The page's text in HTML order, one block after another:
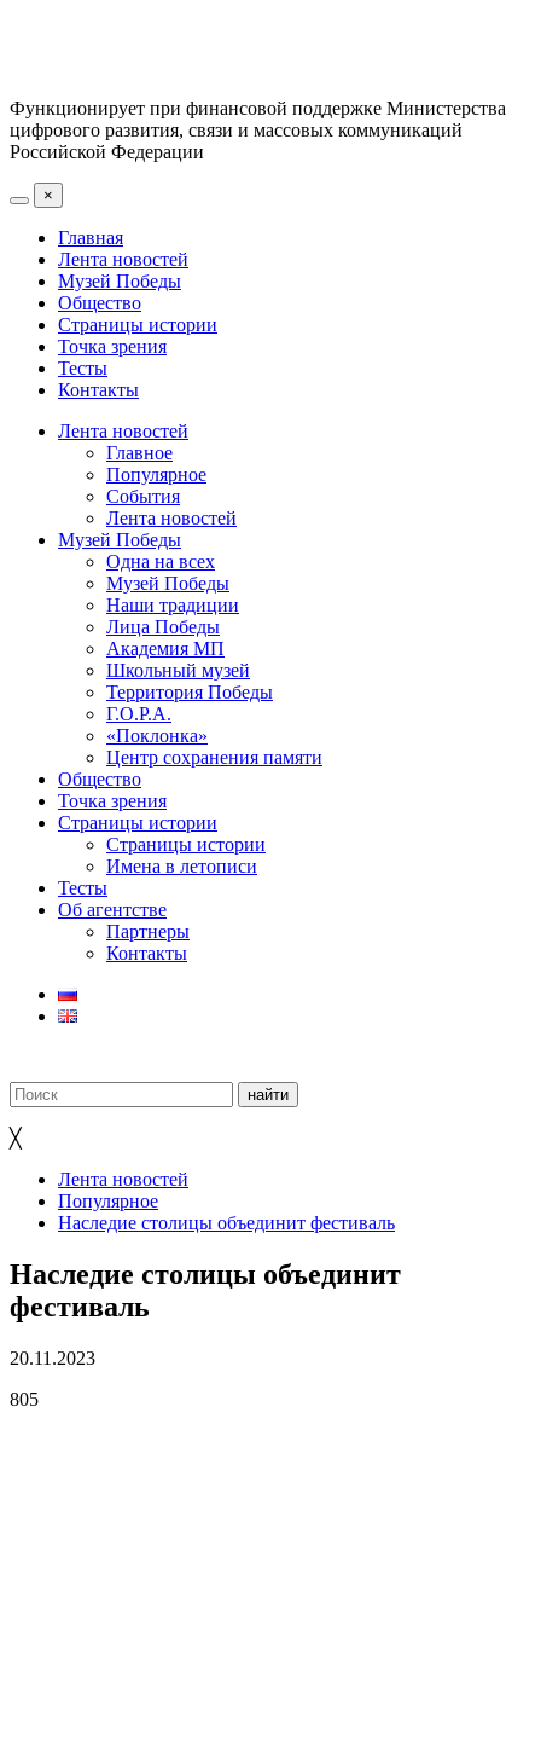
Функционирует при финансовой поддержке Министерства
цифрового развития, связи и массовых коммуникаций
Российской Федерации
×
Главная
Лента новостей
Музей Победы
Общество
Страницы истории
Точка зрения
Тесты
Контакты
Лента новостей
Главное
Популярное
События
Лента новостей
Музей Победы
Одна на всех
Музей Победы
Наши традиции
Лица Победы
Академия МП
Школьный музей
Территория Победы
Г.О.Р.А.
«Поклонка»
Центр сохранения памяти
Общество
Точка зрения
Страницы истории
Страницы истории
Имена в летописи
Тесты
Об агентстве
Партнеры
Контакты
╳
Лента новостей
Популярное
Наследие столицы объединит фестиваль
Наследие столицы объединит
фестиваль
20.11.2023
805